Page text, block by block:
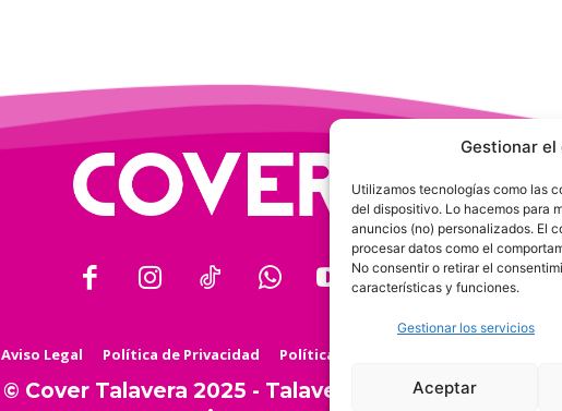
Gestionar
Utilizamos tecnologías como las
del dispositivo. Lo hacemos para
anuncios (no) personalizados. El
procesar datos como el
No consentir o retirar el
características y funciones.
Gestionar los servicios
Aceptar
Aviso Legal Política de Privacidad Política de Cookies
© Cover Talavera 2025 - Talavera de la